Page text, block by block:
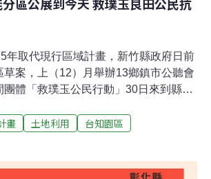
區公展到今天 救璞玉良田公民抗
年取代現行區域計畫，新竹縣政府日前
草案，上（12）月舉辦13鄉鎮市公聽會
團體「救璞玉公民行動」30日來到縣府
聽會皆在上班時間舉行，宣傳不足，民
長國土計畫功能分區公展1個月，讓
眾陳情一定會答覆當事人，並將回覆公
畫 土地利用
台知園區